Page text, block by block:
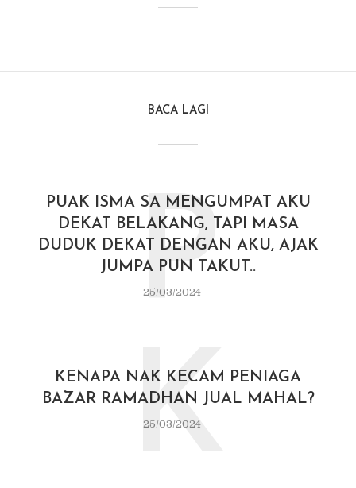
BACA LAGI
PUAK ISMA SA MENGUMPAT AKU
DEKAT BELAKANG, TAPI MASA
DUDUK DEKAT DENGAN AKU, AJAK
JUMPA PUN TAKUT..
25/03/2024
P
KENAPA NAK KECAM PENIAGA
BAZAR RAMADHAN JUAL MAHAL?
25/03/2024
K